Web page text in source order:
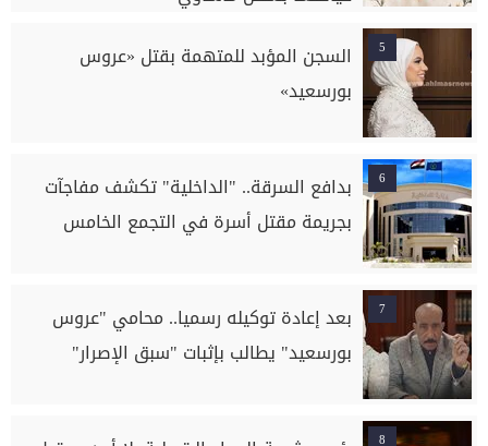
5
السجن المؤبد للمتهمة بقتل «عروس
بورسعيد»
6
بدافع السرقة.. "الداخلية" تكشف مفاجآت
بجريمة مقتل أسرة في التجمع الخامس
7
بعد إعادة توكيله رسميا.. محامي "عروس
بورسعيد" يطالب بإثبات "سبق الإصرار"
8